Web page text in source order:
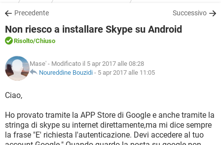
iOS
INSTAGRAM WHATSAPP
TIKTOK
HARDWARE
COVID-19 GAMING
iOS
INSTAGRAM
TIKTOK FACEBOOK
DOWNLOAD
COVID-19 GAMING
INTRATTENIMENTO
iOS WINDOWS 10
INSTAGRAM
TIKTOK
HARDWARE
FORUM
COVID-19
INTRATTENIMENTO ANDROID
TIKTOK FACEBOOK
HARDWARE
GLOSSARIO
COVID-19
INTRATTENIMENTO
iOS WINDOWS 10
INSTAGRAM WHATSAPP
Precedente Successivo
Non riesco a installare Skype su Android
Risolto/Chiuso
Mase' - Modificato il 5 apr 2017 alle 08:28
Noureddine Bouzidi - 5 apr 2017 alle 11:05
Ciao,
Ho provato tramite la APP Store di Google e anche tramite la
stringa di skype su internet direttamente,ma mi dice sempre
la frase "E' richiesta l'autenticazione. Devi accedere al tuo